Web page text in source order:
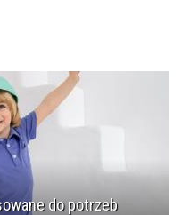
do potrzeb